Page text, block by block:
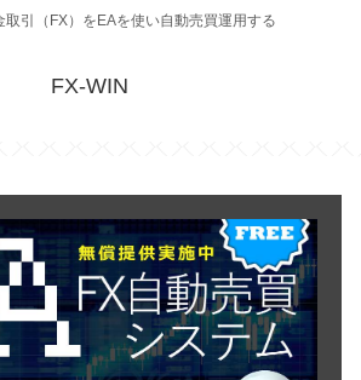
取引（FX）をEAを使い自動売買運用する
FX-WIN